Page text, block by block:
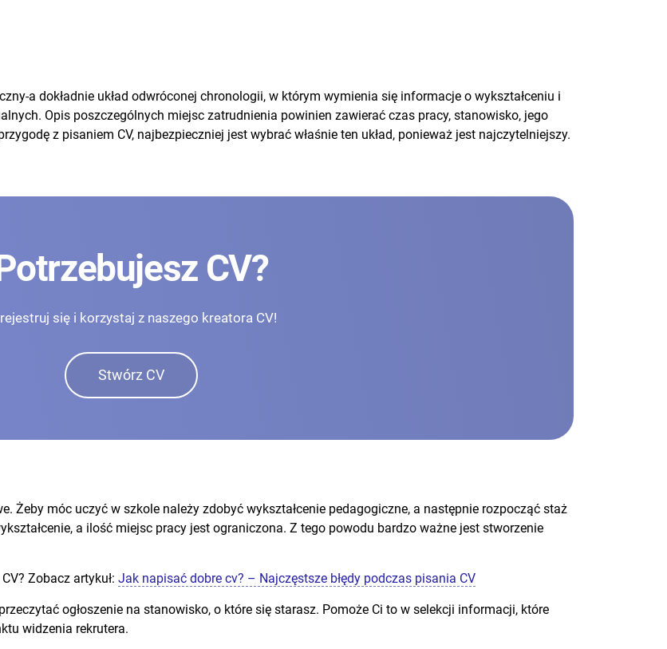
a dokładnie układ odwróconej chronologii, w którym wymienia się informacje o wykształceniu i
Opis poszczególnych miejsc zatrudnienia powinien zawierać czas pracy, stanowisko, jego
z pisaniem CV, najbezpieczniej jest wybrać właśnie ten układ, ponieważ jest najczytelniejszy.
CV?
się i korzystaj z naszego kreatora CV!
Stwórz CV
Żeby móc uczyć w szkole należy zdobyć wykształcenie pedagogiczne, a następnie rozpocząć staż
a ilość miejsc pracy jest ograniczona. Z tego powodu bardzo ważne jest stworzenie
Zobacz artykuł: Jak napisać dobre cv? – Najczęstsze błędy podczas pisania CV
ogłoszenie na stanowisko, o które się starasz. Pomoże Ci to w selekcji informacji, które
widzenia rekrutera.